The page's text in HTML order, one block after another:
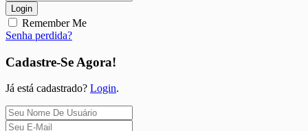
Login
Remember Me
Senha perdida?
Cadastre-Se Agora!
Já está cadastrado? Login.